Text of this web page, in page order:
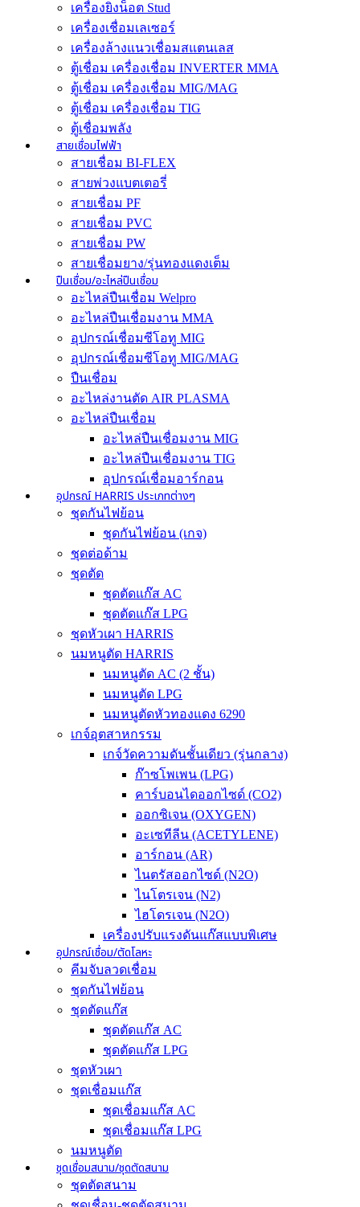
เครื่องยิงน็อต Stud
เครื่องเชื่อมเลเซอร์
เครื่องล้างแนวเชื่อมสแตนเลส
ตู้เชื่อม เครื่องเชื่อม INVERTER MMA
ตู้เชื่อม เครื่องเชื่อม MIG/MAG
ตู้เชื่อม เครื่องเชื่อม TIG
ตู้เชื่อมพลัง
สายเชื่อมไฟฟ้า
สายเชื่อม BI-FLEX
สายพ่วงแบตเตอรี่
สายเชื่อม PF
สายเชื่อม PVC
สายเชื่อม PW
สายเชื่อมยาง/รุ่นทองแดงเต็ม
ปืนเชื่อม/อะไหล่ปืนเชื่อม
อะไหล่ปืนเชื่อม Welpro
อะไหล่ปืนเชื่อมงาน MMA
อุปกรณ์เชื่อมซีโอทู MIG
อุปกรณ์เชื่อมซีโอทู MIG/MAG
ปืนเชื่อม
อะไหล่งานตัด AIR PLASMA
อะไหล่ปืนเชื่อม
อะไหล่ปืนเชื่อมงาน MIG
อะไหล่ปืนเชื่อมงาน TIG
อุปกรณ์เชื่อมอาร์กอน
อุปกรณ์ HARRIS ประเภทต่างๆ
ชุดกันไฟย้อน
ชุดกันไฟย้อน (เกจ)
ชุดต่อด้าม
ชุดตัด
ชุดตัดแก๊ส AC
ชุดตัดแก๊ส LPG
ชุดหัวเผา HARRIS
นมหนูตัด HARRIS
นมหนูตัด AC (2 ชั้น)
นมหนูตัด LPG
นมหนูตัดหัวทองแดง 6290
เกจ์อุตสาหกรรม
เกจ์วัดความดันชั้นเดียว (รุ่นกลาง)
ก๊าซโพเพน (LPG)
คาร์บอนไดออกไซด์ (CO2)
ออกซิเจน (OXYGEN)
อะเซทีลีน (ACETYLENE)
อาร์กอน (AR)
ไนตรัสออกไซด์ (N2O)
ไนโตรเจน (N2)
ไฮโดรเจน (N2O)
เครื่องปรับแรงดันแก๊สแบบพิเศษ
อุปกรณ์เชื่อม/ตัดโลหะ
คีมจับลวดเชื่อม
ชุดกันไฟย้อน
ชุดตัดแก๊ส
ชุดตัดแก๊ส AC
ชุดตัดแก๊ส LPG
ชุดหัวเผา
ชุดเชื่อมแก๊ส
ชุดเชื่อมแก๊ส AC
ชุดเชื่อมแก๊ส LPG
นมหนูตัด
ชุดเชื่อมสนาม/ชุดตัดสนาม
ชุดตัดสนาม